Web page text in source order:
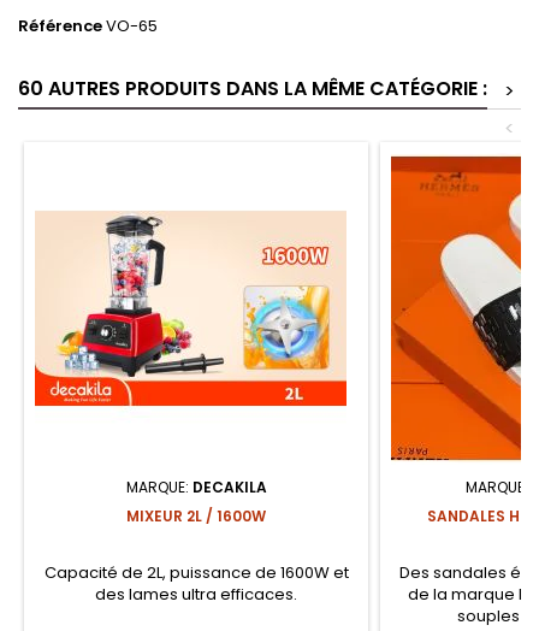
RéférenceVO-65
60 AUTRES PRODUITS DANS LA MÊME CATÉGORIE :
>
<
MARQUE: DECAKILA
MIXEUR 2L / 1600W
Capacité de 2L, puissance de 1600W et
des lames ultra efficaces.
MARQUE:
SANDALES
Des sandales
de la marque
souples